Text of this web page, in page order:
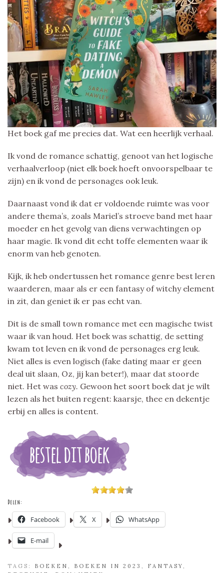
Het boek gaf me precies dat. Wat een heerlijk verhaal.
Ik vond de romance schattig, genoot van het logische
verhaalverloop (niet elk boek hoeft onvoorspelbaar te
zijn) en ik vond de personages ook leuk.
Daarnaast vond ik dat er voldoende ruimte was voor
andere thema’s, zoals Mariel’s stroeve band met haar
moeder en het gevolg van diens verwachtingen op
haar magie. Ik vond dit echt toffe elementen waar ik
enorm van heb genoten.
Kijk, ik heb ondertussen het romance genre best leren
waarderen, maar als er een fantasy of witchy element
in zit, dan geniet ik er pas echt van.
Dit is de small town romance met een magische twist
waar ik van houd. Het boek was schattig, de setting
kwam tot leven en ik vond de personages erg leuk.
Niet alles is even logisch (fake dating maar er geen
deal uit slaan, Oz, jij kan beter!), maar dat stoorde
niet. Het was cozy. Gewoon het soort boek dat je wilt
lezen als het buiten regent: kaarsje, thee en dekentje
erbij en alles is content.
Delen:
Facebook X WhatsApp
E-mail
TAGS: BOEKEN , BOEKEN IN 2023 , FANTASY,